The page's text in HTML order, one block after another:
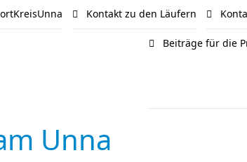
Kontakt zu den Läufern
Beiträge für die
Unna